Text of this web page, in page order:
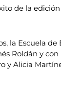
de la
la Escuela de
Roldán y con
y Alicia